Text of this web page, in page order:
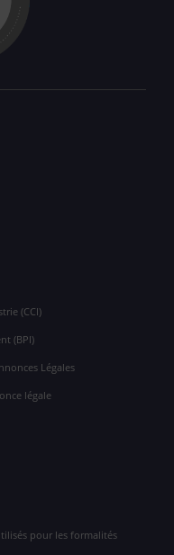
(CCI)
(BPI)
Légales
légale
pour les formalités